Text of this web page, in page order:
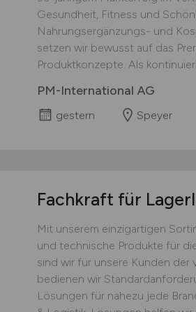
Gesundheit, Fitness und
Nahrungsergänzungs- und
setzen wir bewusst auf das
Produktkonzepte. Als
PM-International AG
gestern Speyer
Fachkraft für
Mit unserem einzigartigen
und technische Produkte für
sind wir für unsere Kunden der
bedienen wir
Lösungen für nahezu jede